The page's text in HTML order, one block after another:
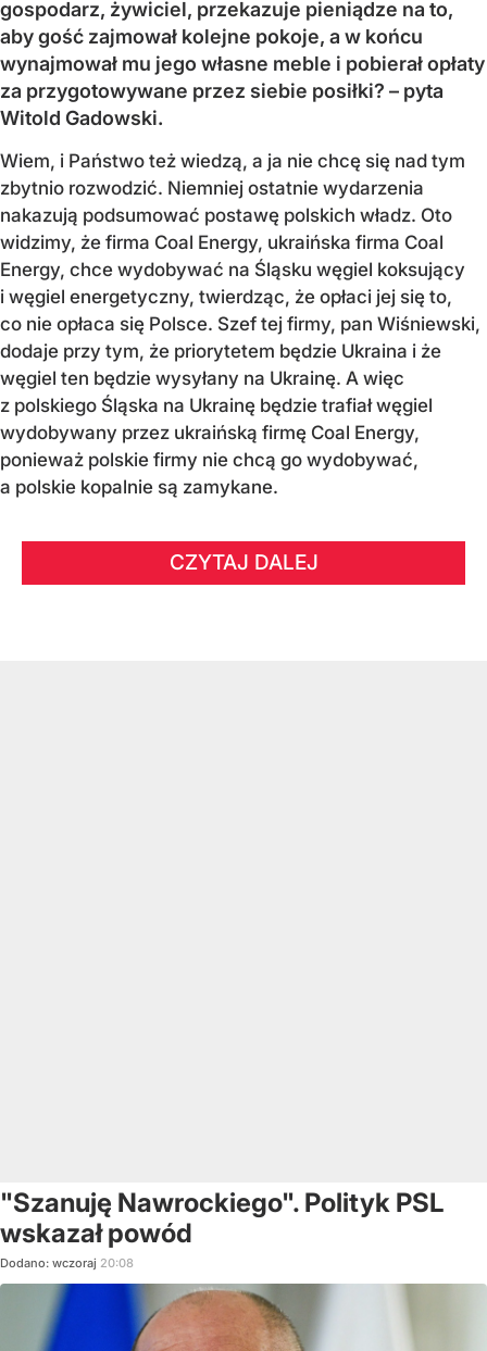
gospodarz, żywiciel, przekazuje pieniądze na to,
aby gość zajmował kolejne pokoje, a w końcu
wynajmował mu jego własne meble i pobierał opłaty
za przygotowywane przez siebie posiłki? – pyta
Witold Gadowski.
Wiem, i Państwo też wiedzą, a ja nie chcę się nad tym
zbytnio rozwodzić. Niemniej ostatnie wydarzenia
nakazują podsumować postawę polskich władz. Oto
widzimy, że firma Coal Energy, ukraińska firma Coal
Energy, chce wydobywać na Śląsku węgiel koksujący
i węgiel energetyczny, twierdząc, że opłaci jej się to,
co nie opłaca się Polsce. Szef tej firmy, pan Wiśniewski,
dodaje przy tym, że priorytetem będzie Ukraina i że
węgiel ten będzie wysyłany na Ukrainę. A więc
z polskiego Śląska na Ukrainę będzie trafiał węgiel
wydobywany przez ukraińską firmę Coal Energy,
ponieważ polskie firmy nie chcą go wydobywać,
a polskie kopalnie są zamykane.
CZYTAJ DALEJ
"Szanuję Nawrockiego". Polityk PSL
wskazał powód
Dodano: wczoraj 20:08